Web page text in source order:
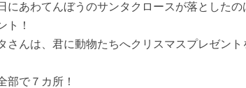
にあわてんぼうのサンタクロースが落とした
ト！
さんは、君に動物たちへクリスマスプレゼン
部で７カ所！